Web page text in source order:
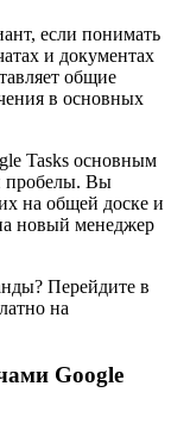
если понимать
и документах
общие
в основных
Tasks основным
пробелы. Вы
на общей доске и
новый менеджер
Перейдите в
на
Google